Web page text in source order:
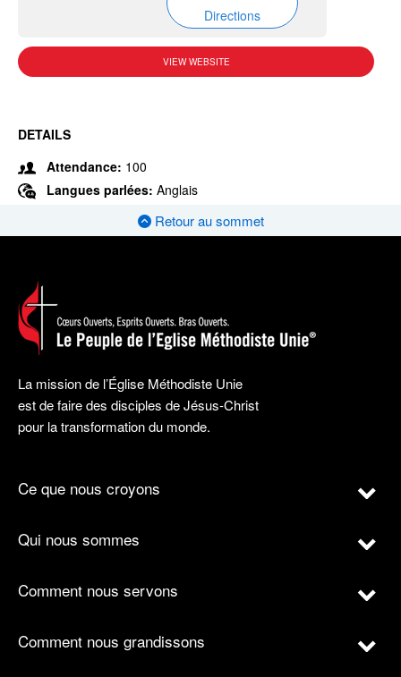
Directions
VIEW WEBSITE
DETAILS
Attendance: 100
Langues parlées: Anglais
Retour au sommet
La mission de l’Église Méthodiste Unie
est de faire des disciples de Jésus-Christ
pour la transformation du monde.
Ce que nous croyons
Qui nous sommes
Comment nous servons
Comment nous grandissons